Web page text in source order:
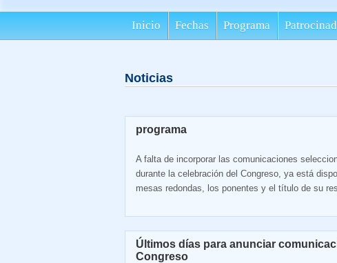
Inicio Fechas Programa
Noticias
programa
A falta de incorporar las comunicaciones
durante la celebración del Congreso, ya está
mesas redondas, los ponentes y el título de su
Últimos días para anunciar
Congreso